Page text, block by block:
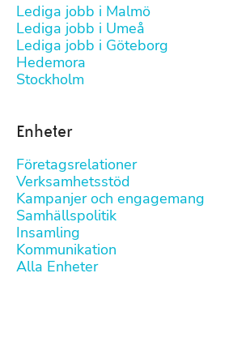
Lediga jobb i Malmö
Lediga jobb i Umeå
Lediga jobb i Göteborg
Hedemora
Stockholm
Enheter
Företagsrelationer
Verksamhetsstöd
Kampanjer och engagemang
Samhällspolitik
Insamling
Kommunikation
Alla Enheter